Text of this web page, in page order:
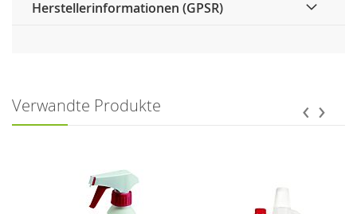
Herstellerinformationen (GPSR)
Verwandte Produkte ‹ ›